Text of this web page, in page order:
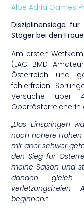
Alpe Adria Games
Disziplinensiege
Stöger bei den
Am ersten
(LAC BMD
Österreich und
fehlerfreien
Versuche über
„Das Einspringen
noch höhere
mir aber schwer
den Sieg für
meine Saison und
danach gleich
beginnen.“